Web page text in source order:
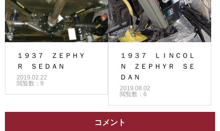
１９３７ ＺＥＰＨＹ
Ｒ ＳＥＤＡＮ
2019.02.22
閲覧数：9
１９３７ ＬＩＮＣＯＬ
Ｎ ＺＥＰＨＹＲ ＳＥ
ＤＡＮ
2019.08.02
閲覧数：6
コメント